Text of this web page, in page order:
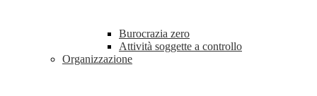
Burocrazia zero
Attività soggette a controllo
Organizzazione